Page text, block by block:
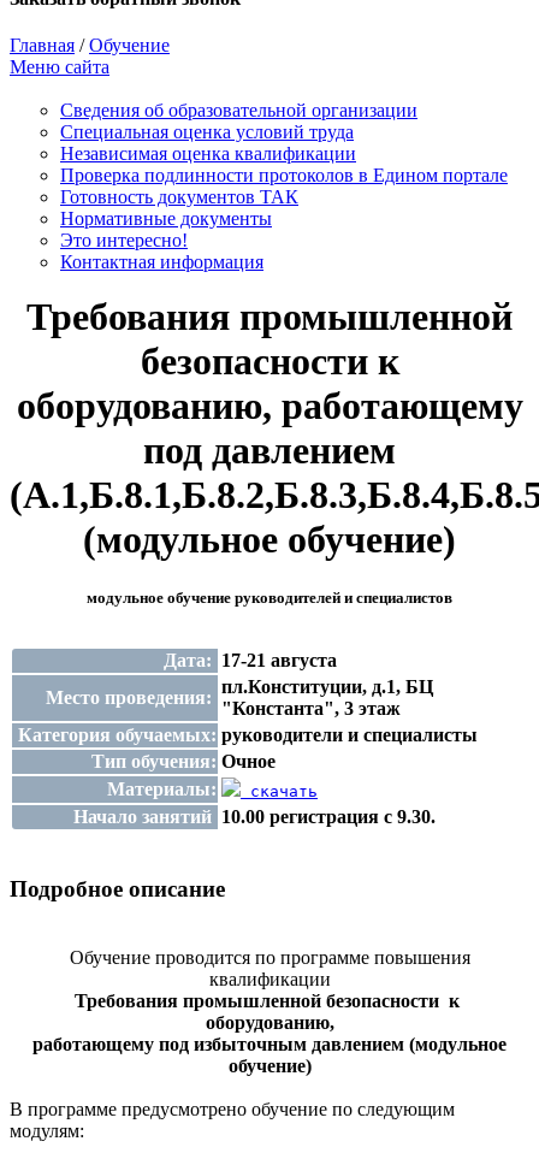
Главная /Обучение
Меню сайта
Сведения об образовательной организации
Cпециальная оценка условий труда
Независимая оценка квалификации
Проверка подлинности протоколов в Едином портале
Готовность документов ТАК
Нормативные документы
Это интересно!
Контактная информация
Требования промышленной
безопасности к
оборудованию, работающему
под давлением
(модульное обучение)
модульное обучение руководителей и специалистов
Дата: 17-21 августа
Место проведения:
пл.Конституции, д.1, БЦ
"Константа", 3 этаж
Категория обучаемых: руководители и специалисты
Тип обучения: Очное
Материалы:
скачать
Начало занятий 10.00 регистрация с 9.30.
Подробное описание
Обучение проводится по программе повышения
квалификации
Требования промышленной безопасности к
оборудованию,
работающему под избыточным давлением (модульное
обучение)
В программе предусмотрено обучение по следующим
модулям: